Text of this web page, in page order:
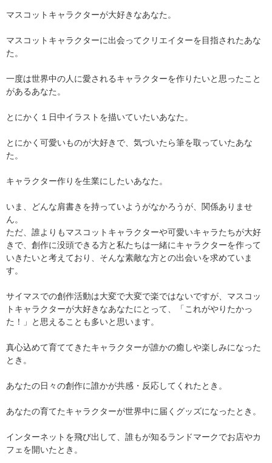
マスコットキャラクターが大好きなあなた。
マスコットキャラクターに出会ってクリエイターを目指されたあな
た。
一度は世界中の人に愛されるキャラクターを作りたいと思ったこと
があるあなた。
とにかく１日中イラストを描いていたいあなた。
とにかく可愛いものが大好きで、気づいたら筆を取っていたあな
た。
キャラクター作りを生業にしたいあなた。
いま、どんな肩書きを持っていようがなかろうが、関係ありませ
ん。
ただ、誰よりもマスコットキャラクターや可愛いキャラたちが大好
きで、創作に没頭できる方と私たちは一緒にキャラクターを作って
いきたいと考えており、そんな素敵な方との出会いを求めていま
す。
サイマスでの創作活動は大変で大変で楽ではないですが、マスコッ
トキャラクターが大好きなあなたにとって、「これがやりたかっ
た！」と思えることも多いと思います。
真心込めて育ててきたキャラクターが誰かの癒しや楽しみになった
とき。
あなたの日々の創作に誰かが共感・反応してくれたとき。
あなたの育てたキャラクターが世界中に届くグッズになったとき。
インターネットを飛び出して、誰もが知るランドマークでお店やカ
フェを開いたとき。